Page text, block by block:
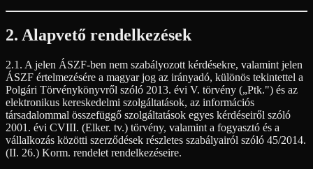
2. Alapvető rendelkezések
2.1. A jelen ÁSZF-ben nem szabályozott kérdésekre, valamint jelen
ÁSZF értelmezésére a magyar jog az irányadó, különös tekintettel a
Polgári Törvénykönyvről szóló 2013. évi V. törvény („Ptk.") és az
elektronikus kereskedelmi szolgáltatások, az információs
társadalommal összefüggő szolgáltatások egyes kérdéseiről szóló
2001. évi CVIII. (Elker. tv.) törvény, valamint a fogyasztó és a
vállalkozás közötti szerződések részletes szabályairól szóló 45/2014.
(II. 26.) Korm. rendelet rendelkezéseire.